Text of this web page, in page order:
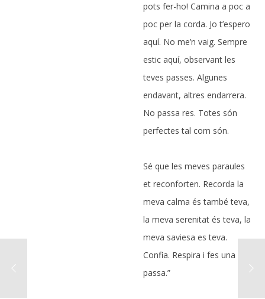
pots fer-ho! Camina a poc a
poc per la corda. Jo t’espero
aquí. No me’n vaig. Sempre
estic aquí, observant les
teves passes. Algunes
endavant, altres endarrera.
No passa res. Totes són
perfectes tal com són.
Sé que les meves paraules
et reconforten. Recorda la
meva calma és també teva,
la meva serenitat és teva, la
meva saviesa es teva.
Confia. Respira i fes una
passa.”